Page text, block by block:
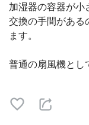
加湿器の容器が小
交換の手間がある
ます。
普通の扇風機とし